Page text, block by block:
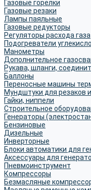
Газовые горелки
Газовые резаки
Лампы паяльные
Газовые редукторы
Регуляторы расхода газа
Подогреватели
Манометры
Дополнительное
Рукава, шланги,
Баллоны
Переносные машины
Мундштуки для резаков
Гайки, ниппели
Строительное
Генераторы
Бензиновые
Дизельные
Инверторные
Блоки автоматики для
Аксессуары для
Пневмоинструмент
Компрессоры
Безмасляные